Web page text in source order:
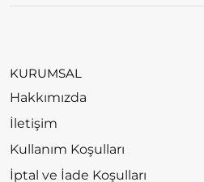
KURUMSAL
Hakkımızda
İletişim
Kullanım Koşulları
İptal ve İade Koşulları